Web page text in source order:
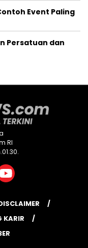
Event Paling
Persatuan dan
RI
KARIR